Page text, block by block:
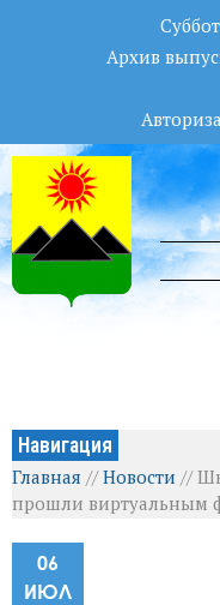
Архив
Навигация
Главная //Новости //
прошли виртуальным
06
ИЮЛ